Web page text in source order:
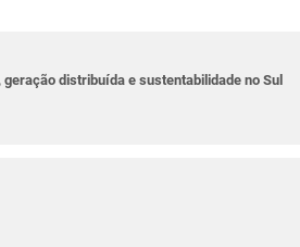
distribuída e sustentabilidade no Sul